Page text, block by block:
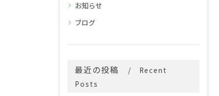
お知らせ
ブログ
最近の投稿
Recent
Posts